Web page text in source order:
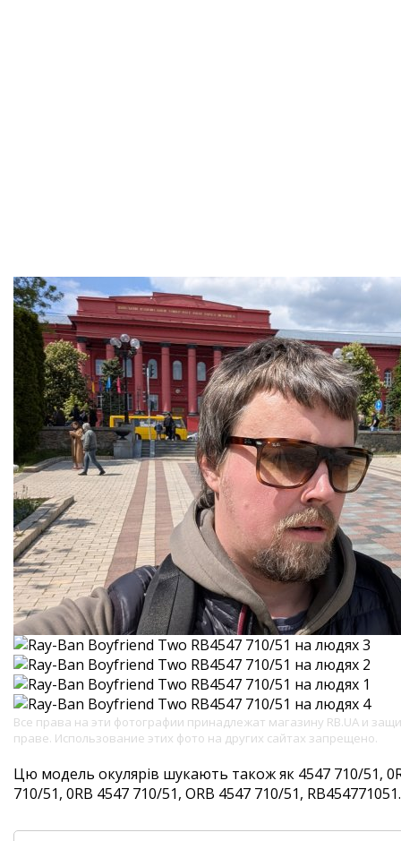
Все права на эти фотографии принадлежат магазину RB.UA и
праве. Использование этих фото на других сайтах запрещено.
Цю модель окулярів шукають також як 4547 710/51,
710/51, 0RB 4547 710/51, ORB 4547 710/51,